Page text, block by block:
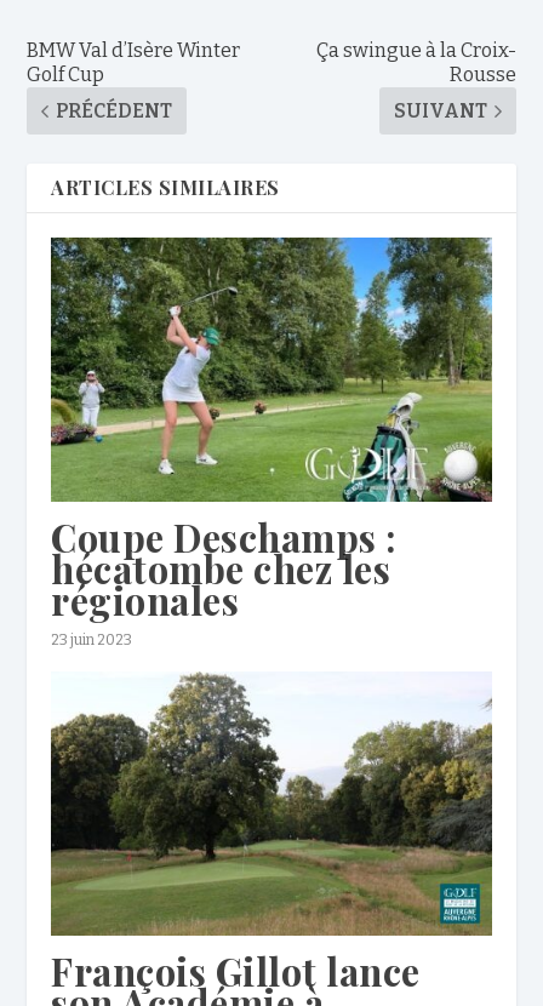
BMW Val d’Isère Winter
Golf Cup
PRÉCÉDENT
Ça swingue à la Croix-
Rousse
SUIVANT
ARTICLES SIMILAIRES
Coupe Deschamps :
hécatombe chez les
régionales
23 juin 2023
François Gillot lance